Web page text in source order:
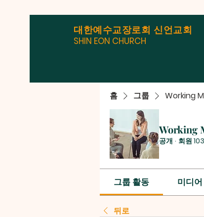
대한예수교장로회 신언교회
SHIN EON CHURCH
홈 그룹 Working
Working
공개 · 회원
그룹 활동 미디어
뒤로